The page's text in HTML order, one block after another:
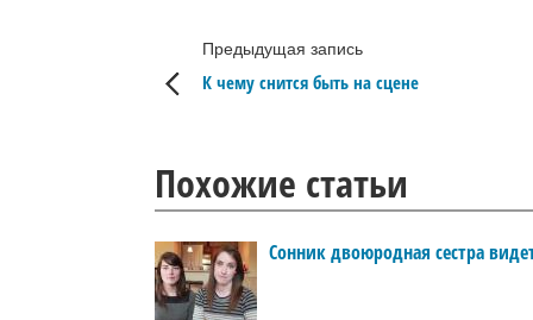
Предыдущая запись
К чему снится быть на сцене
Похожие статьи
Сонник двоюродная сестра